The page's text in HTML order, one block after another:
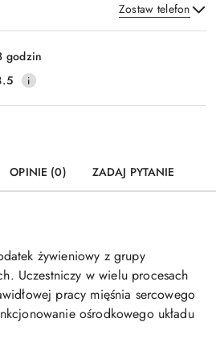
Zostaw telefon
Wyślij
godzin
OPINIE (0) ZADAJ PYTANIE
żywieniowy z grupy
Uczestniczy w wielu procesach
pracy mięśnia sercowego
ośrodkowego układu